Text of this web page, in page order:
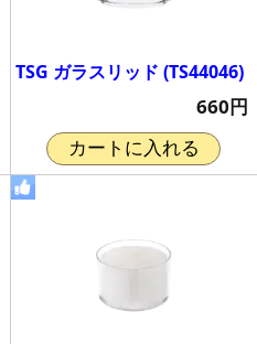
TSG ガラスリッド (TS44046)
660円
カートに入れる